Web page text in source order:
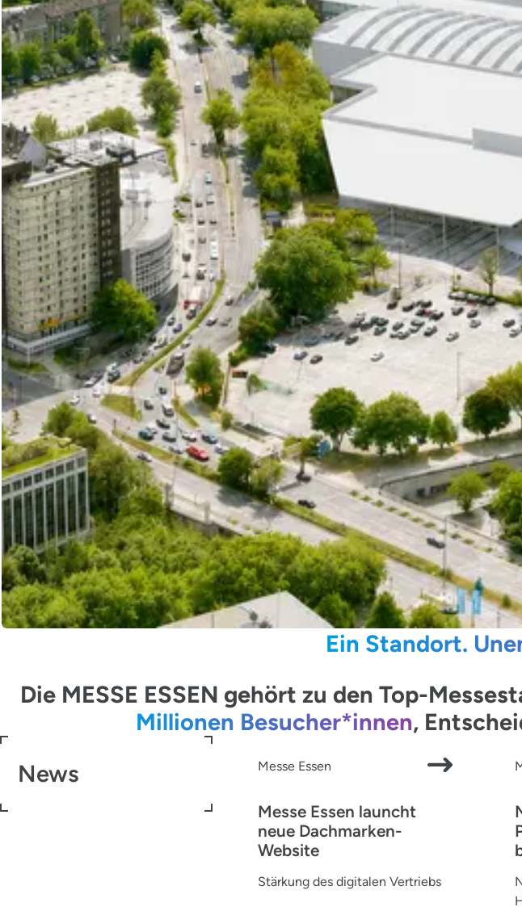
Ein Standort.
Die MESSE ESSEN gehört zu den Top-
Millionen Besucher*innen,
News
Messe Essen
Messe Essen launcht
neue Dachmarken-
Website
Stärkung des digitalen Vertriebs